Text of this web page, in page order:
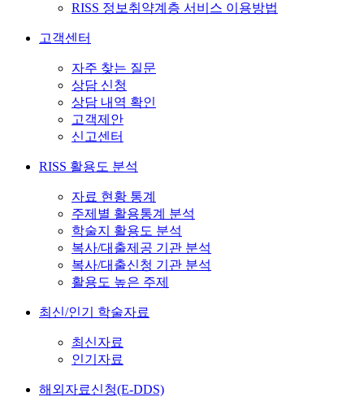
RISS 정보취약계층 서비스 이용방법
고객센터
자주 찾는 질문
상담 신청
상담 내역 확인
고객제안
신고센터
RISS 활용도 분석
자료 현황 통계
주제별 활용통계 분석
학술지 활용도 분석
복사/대출제공 기관 분석
복사/대출신청 기관 분석
활용도 높은 주제
최신/인기 학술자료
최신자료
인기자료
해외자료신청(E-DDS)